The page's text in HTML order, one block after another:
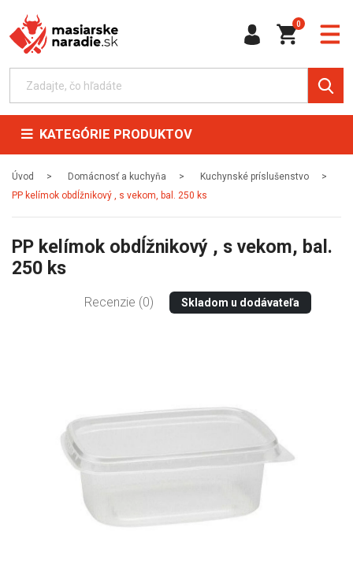
0
KATEGÓRIE PRODUKTOV
Úvod Domácnosť a kuchyňa
Kuchynské príslušenstvo
PP kelímok obdĺžnikový , s vekom, bal. 250 ks
PP kelímok obdĺžnikový , s vekom, bal.
250 ks
Recenzie (0) Skladom u dodávateľa